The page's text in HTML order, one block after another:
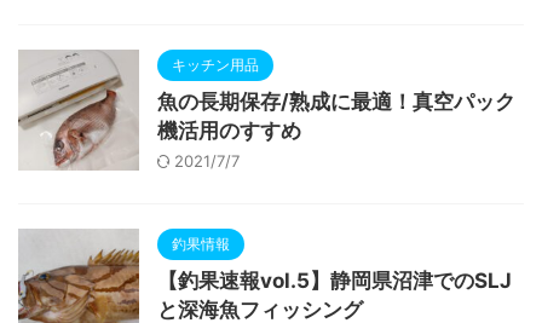
キッチン用品
魚の長期保存/熟成に最適！真空パック
機活用のすすめ
2021/7/7
釣果情報
【釣果速報vol.5】静岡県沼津でのSLJ
と深海魚フィッシング